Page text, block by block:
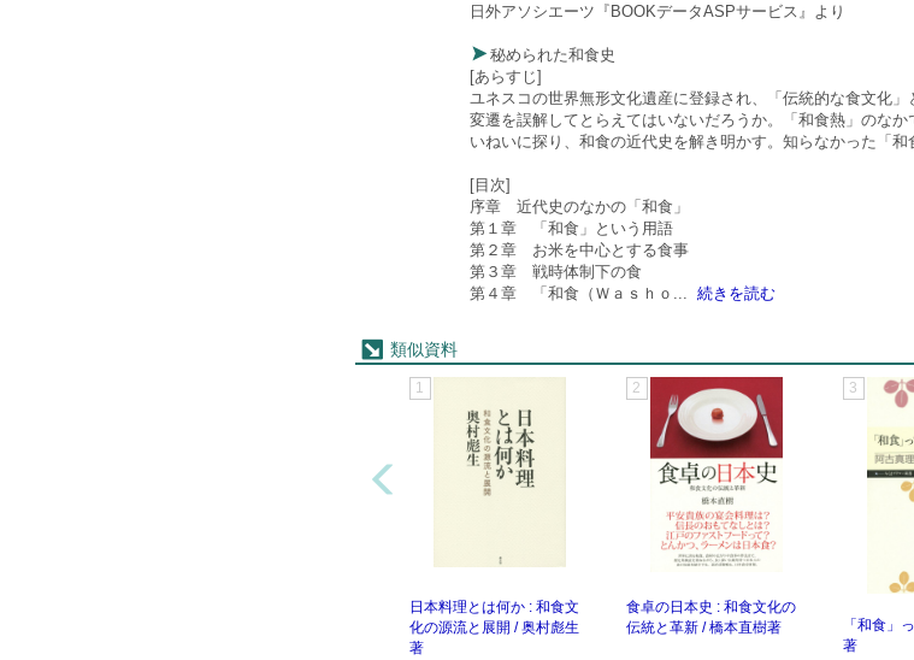
日外アソシエーツ『BOOKデータASPサービス』より
秘められた和食史
[あらすじ]
ユネスコの世界無形文化遺産に登録され、「伝統的な食文化
変遷を誤解してとらえてはいないだろうか。「和食熱」のな
いねいに探り、和食の近代史を解き明かす。知らなかった「和
[目次]
序章 近代史のなかの「和食」
第１章 「和食」という用語
第２章 お米を中心とする食事
第３章 戦時体制下の食
第４章 「和食（Ｗａｓｈｏ
続きを読む
類似資料
1
日本料理とは何か : 和食文
化の源流と展開 / 奥村彪生
著
2
食卓の日本史 : 和食文化の
伝統と革新 / 橋本直樹著
3
「和食」
著